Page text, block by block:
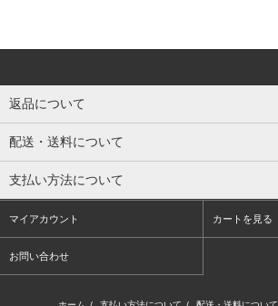
返品について
配送・送料について
支払い方法について
マイアカウント カートを見る
お問い合わせ